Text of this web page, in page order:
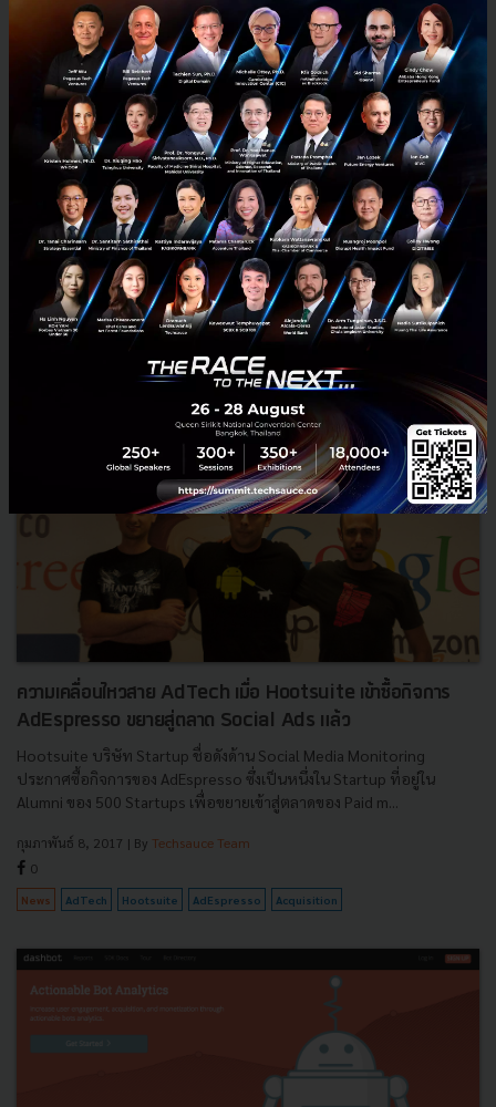
เทียบกันเห็นๆ 5 บริษัทยักษ์ใหญ่ด้านเทคโนโลยีมีรายได้แสนล้าน
จากช่องทางไหน
จุดเปลี่ยนที่เห็นได้ชัดในปีที่ผ่านมา คือ บริษัทด้านเทคโนโลยี ได้แก่ Apple
Alphabet Microsoft Amazon และ Facebook ก้าวขึ้นมาเป็น 5 บริษัทเท
คที่มีมูลค่าสูงที่สุดในโลก โดยขึ้นมาแทนที่...
พฤษภาคม 17, 2017| ByTechsauce Team
Tech & Biz Grow Apple Amazon AdTech
ความเคลื่อนไหวสาย AdTech เมื่อ Hootsuite เข้าซื้อกิจการ
AdEspresso ขยายสู่ตลาด Social Ads แล้ว
Hootsuite บริษัท Startup ชื่อดังด้าน Social Media Monitoring
ประกาศซื้อกิจการของ AdEspresso ซึ่งเป็นหนึ่งใน Startup ที่อยู่ใน
Alumni ของ 500 Startups เพื่อขยายเข้าสู่ตลาดของ Paid m...
กุมภาพันธ์ 8, 2017 | By Techsauce Team
0
News AdTech Hootsuite AdEspresso Acquisition